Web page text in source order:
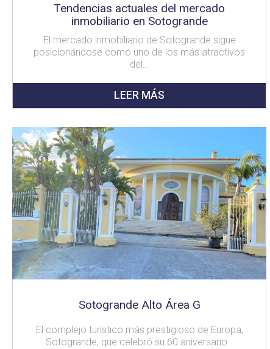
Tendencias actuales del mercado
inmobiliario en Sotogrande
El mercado inmobiliario de Sotogrande sigue
posicionándose como uno de los más atractivos
del…
LEER MÁS
Sotogrande Alto Área G
El complejo turístico más prestigioso de Europa,
Sotogrande, que celebró su 60 aniversario…